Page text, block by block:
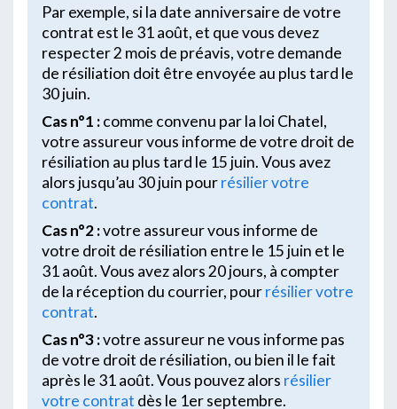
Par exemple, si la date anniversaire de votre
contrat est le 31 août, et que vous devez
respecter 2 mois de préavis, votre demande
de résiliation doit être envoyée au plus tard le
30 juin.
Cas n°1 :comme convenu par la loi Chatel,
votre assureur vous informe de votre droit de
résiliation au plus tard le 15 juin. Vous avez
alors jusqu’au 30 juin pourrésilier votre
contrat.
Cas n°2 :votre assureur vous informe de
votre droit de résiliation entre le 15 juin et le
31 août. Vous avez alors 20 jours, à compter
de la réception du courrier, pourrésilier votre
contrat.
Cas n°3 :votre assureur ne vous informe pas
de votre droit de résiliation, ou bien il le fait
après le 31 août. Vous pouvez alors résilier
votre contrat dès le 1er septembre.